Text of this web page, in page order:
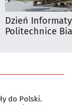
Dzień
Politechnice
do Polski.